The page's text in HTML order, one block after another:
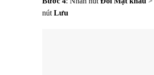
nút Lưu